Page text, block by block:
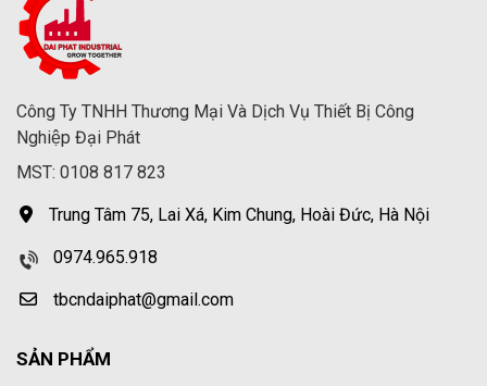
Công Ty TNHH Thương Mại Và Dịch Vụ Thiết Bị Công
Nghiệp Đại Phát
MST: 0108 817 823
Trung Tâm 75, Lai Xá, Kim Chung, Hoài Đức, Hà Nội
0974.965.918
tbcndaiphat@gmail.com
SẢN PHẨM